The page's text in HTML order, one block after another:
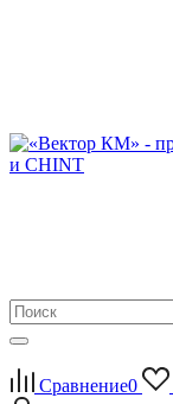
Сравнение0